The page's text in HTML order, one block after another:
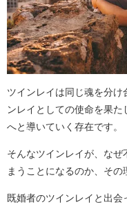
ツインレイは同じ魂を分け
ンレイとしての使命を果
へと導いていく存在です。
そんなツインレイが、なぜ
まうことになるのか、その
既婚者のツインレイと出